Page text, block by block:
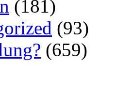
(181)
(93)
(659)